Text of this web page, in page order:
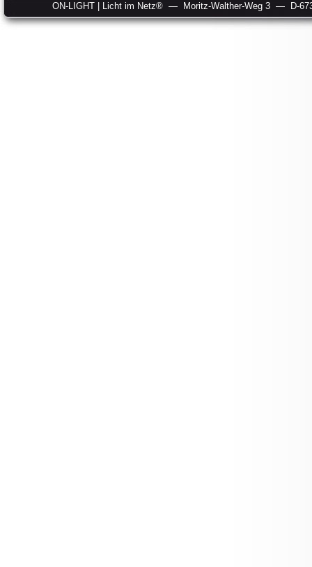
ON-LIGHT | Licht im Netz® — Moritz-Walther-Weg 3 — D-